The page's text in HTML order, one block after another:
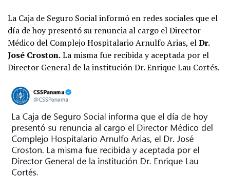
La Caja de Seguro Social informó en redes sociales que el
día de hoy presentó su renuncia al cargo el Director
Médico del Complejo Hospitalario Arnulfo Arias, elDr.
José Croston.La misma fue recibida y aceptada por el
Director General de la institución Dr. Enrique Lau Cortés.